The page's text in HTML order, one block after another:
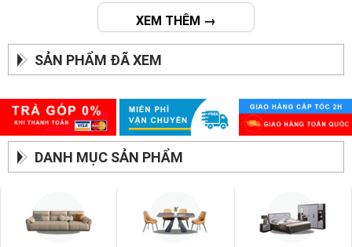
XEM THÊM →
SẢN PHẨM ĐÃ XEM
DANH MỤC SẢN PHẨM